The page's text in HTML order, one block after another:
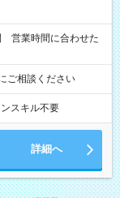
ご相談ください
スキル不要
詳細へ